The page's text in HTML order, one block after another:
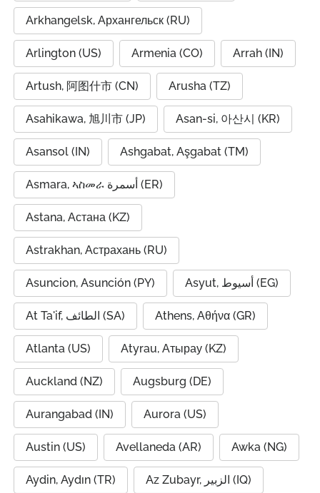
Arkhangelsk, Архангельск (RU)
Arlington (US) Armenia (CO) Arrah (IN)
Artush, 阿图什市 (CN) Arusha (TZ)
Asahikawa, 旭川市 (JP) Asan-si, 아산시 (KR)
Asansol (IN) Ashgabat, Aşgabat (TM)
Asmara, ኣስመራ أسمرة (ER)
Astana, Астана (KZ)
Astrakhan, Астрахань (RU)
Asuncion, Asunción (PY) Asyut, أسيوط (EG)
At Ta'if, الطائف (SA) Athens, Αθήνα (GR)
Atlanta (US) Atyrau, Атырау (KZ)
Auckland (NZ) Augsburg (DE)
Aurangabad (IN) Aurora (US)
Austin (US) Avellaneda (AR) Awka (NG)
Aydin, Aydın (TR) Az Zubayr, الزبير (IQ)